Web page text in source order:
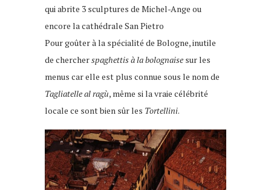
qui abrite 3 sculptures de Michel-Ange ou
encore la cathédrale San Pietro
Pour goûter à la spécialité de Bologne, inutile
de chercherspaghettis à la bolognaise sur les
menus car elle est plus connue sous le nom de
Tagliatelle al ragù, même si la vraie célébrité
locale ce sont bien sûr les Tortellini.